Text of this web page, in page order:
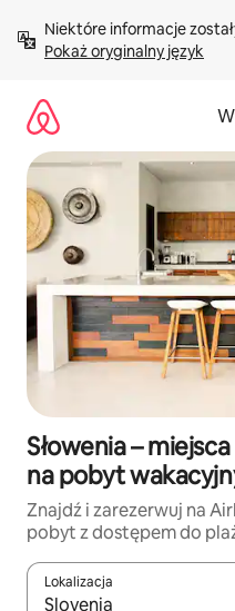
treści Pokaż oryginalny język
Słowenia –
na pobyt
Znajdź i zarezerwuj na
pobyt z dostępem do
Lokalizacja
Gdy wyniki będą